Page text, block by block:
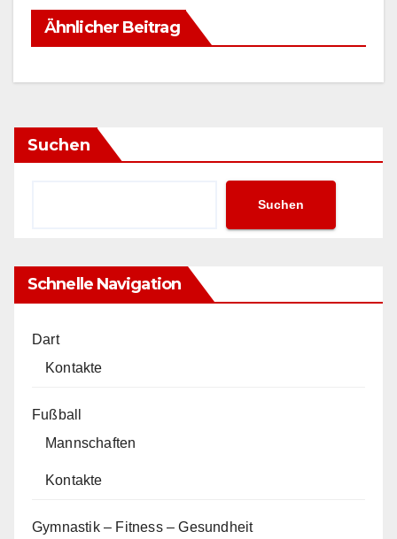
Ähnlicher Beitrag
Suchen
Suchen
Schnelle Navigation
Dart
Kontakte
Fußball
Mannschaften
Kontakte
Gymnastik – Fitness – Gesundheit